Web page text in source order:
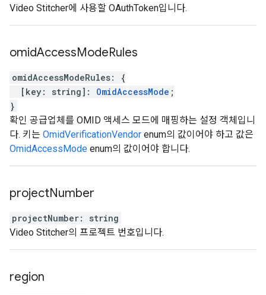
Video Stitcher에 사용할 OAuthToken입니다.
omidAccessModeRules
omidAccessModeRules:
{
[ key: string] : OmidAccessMode ;
}
확인 공급업체를 OMID 액세스 모드에 매핑하는 설정 객체입니
다. 키는 OmidVerificationVendor enum의 값이어야 하고 값은
OmidAccessMode enum의 값이어야 합니다.
projectNumber
projectNumber:
string
Video Stitcher의 프로젝트 번호입니다.
region